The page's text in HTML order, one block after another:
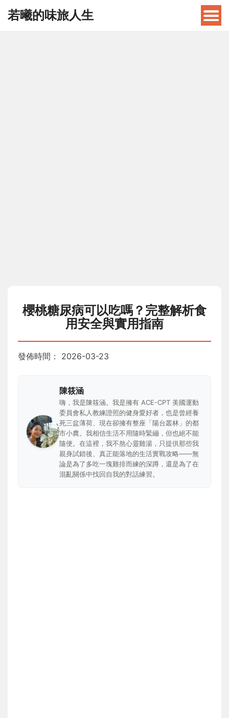
若曦的味旅人生
櫻桃糖尿病可以吃嗎？完整解析食
用安全與實用指南
發佈時間： 2026-03-23
陳筱涵
嗨，我是陳筱涵。我是擁有 ACE-CPT 美國運動
委員會私人教練證照的健身愛好者，也是曾經養
死三盆薄荷、現在卻擁有整座「陽台叢林」的都
市小農。我相信生活不用隨時緊繃，但也絕不能
隨便。在這裡，我不熬心靈雞湯，只提供那些我
親身試錯後、真正能落地的生活實戰攻略——無
論是為了多吃一塊雞排而練的深蹲，還是為了在
混亂關係中找回自我的對話練習。